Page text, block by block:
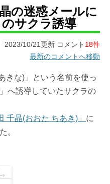
の迷惑メールに
サクラ誘導
2023/10/21更新 コメント 18件
最新のコメントへ移動
きな)」という名前を使っ
へ誘導していたサクラの
千晶(おおた ちあき)」 に
。